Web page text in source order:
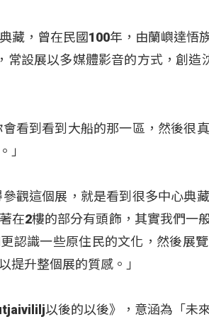
藏，曾在民國100年，由蘭嶼達悟
常設展以多媒體影音的方式，創
看到看到大船的那一區，然後很
」
觀這個展，就是看到很多中心典
在2樓的部分有頭飾，其實我們一
認識一些原住民的文化，然後展
提升整個展的質感。」
以後的以後》，意涵為「未